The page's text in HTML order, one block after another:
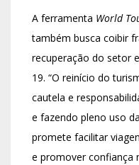
A ferramenta World
também busca coibir
recuperação do setor
19. “O reinício do
cautela e
e fazendo pleno uso
promete facilitar
e promover confiança